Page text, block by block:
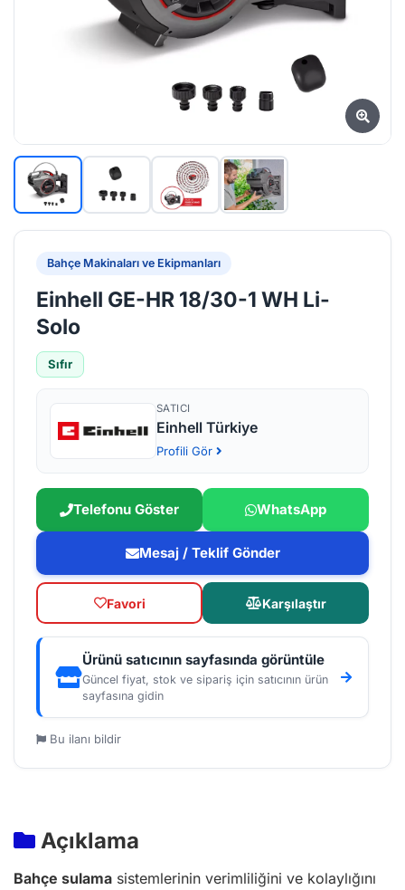
Bahçe Makinaları ve Ekipmanları
Einhell GE-HR 18/30-1 WH Li-
Solo
Sıfır
SATICI
Einhell Türkiye
Profili Gör
Telefonu Göster WhatsApp
Mesaj / Teklif Gönder
Favori Karşılaştır
Ürünü satıcının sayfasında görüntüle
Güncel fiyat, stok ve sipariş için satıcının ürün
sayfasına gidin
Bu ilanı bildir
Açıklama
Bahçe sulama sistemlerinin verimliliğini ve kolaylığını